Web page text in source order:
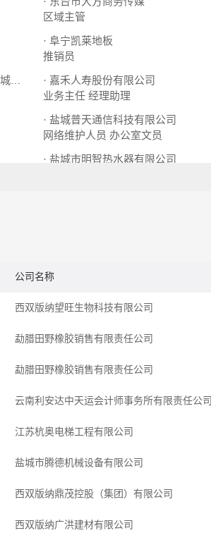
区域主管
· 阜宁凯莱地板
推销员
· 上海东方威球国际货运有限公司盐城办事处
· 嘉禾人寿股份有限公司
业务主任 经理助理
· 盐城普天通信科技有限公司
网络维护人员 办公室文员
· 盐城市明智热水器有限公司
公司名称
西双版纳望旺生物科技有限公司
勐腊田野橡胶销售有限责任公司
勐腊田野橡胶销售有限责任公司
云南利安达中天运会计师事务所有限责任公司
江苏杭奥电梯工程有限公司
盐城市腾德机械设备有限公司
西双版纳鼎茂控股（集团）有限公司
西双版纳广洪建材有限公司